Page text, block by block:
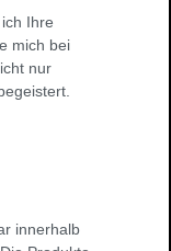
Ihre
mich bei
nur
innerhalb